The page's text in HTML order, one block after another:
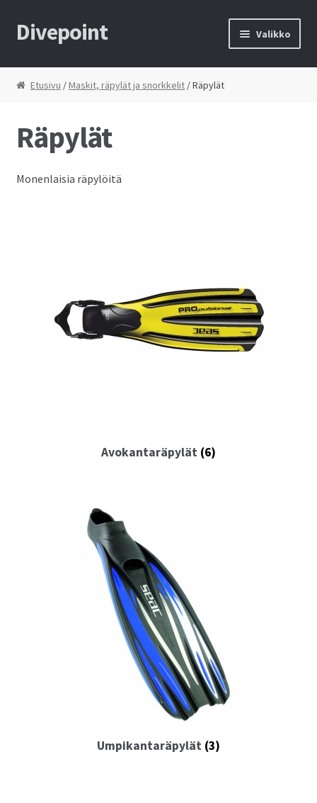
Siirry
navigointiin
Siirry
sisältöön
Divepoint Valikko
Etusivu
Toimitusehdot
Yhteystiedot
Kassalle
Etusivu /Maskit, räpylät ja snorkkelit / Räpylät
Räpylät
Monenlaisia räpylöitä
Avokantaräpylät (6)
Umpikantaräpylät (3)